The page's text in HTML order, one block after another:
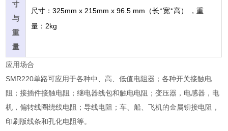
寸
与
重
量
尺寸：325mm x 215mm x 96.5 mm （长*宽*高）
，重
量：2kg
应用场合
SMR220单路可应用于各种中、高、低值电阻器；各种开关接触电
阻；接插件接触电阻；继电器线包和触电电阻；变压器，电感器，电
机，偏转线圈绕线电阻；导线电阻；车、船、飞机的金属铆接电阻，
印刷版线条和孔化电阻等。